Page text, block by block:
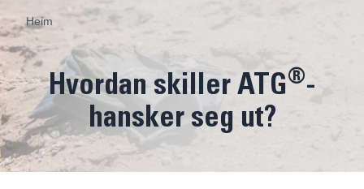
Heim
Hvordan skiller ATG®-
hansker seg ut?